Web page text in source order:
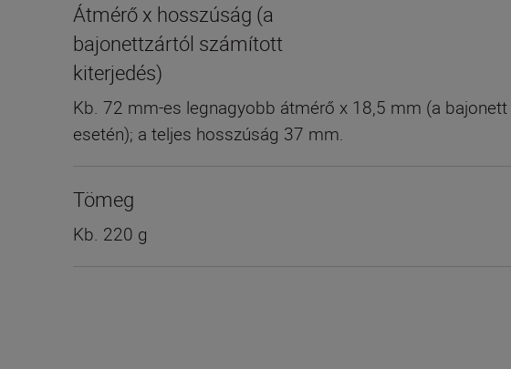
Átmérő x hosszúság (a
bajonettzártól számított
kiterjedés)
Kb. 72 mm-es legnagyobb átmérő x 18,5 mm (a
esetén); a teljes hosszúság 37 mm.
Tömeg
Kb. 220 g